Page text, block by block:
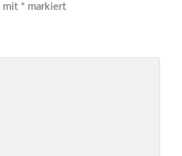
mit * markiert